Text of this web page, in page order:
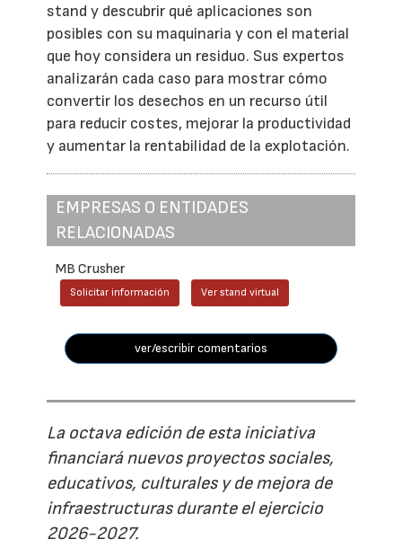
stand y descubrir qué aplicaciones son
posibles con su maquinaria y con el material
que hoy considera un residuo. Sus expertos
analizarán cada caso para mostrar cómo
convertir los desechos en un recurso útil
para reducir costes, mejorar la productividad
y aumentar la rentabilidad de la explotación.
EMPRESAS O ENTIDADES
RELACIONADAS
MB Crusher
Solicitar información Ver stand virtual
ver/escribir comentarios
La octava edición de esta iniciativa
financiará nuevos proyectos sociales,
educativos, culturales y de mejora de
infraestructuras durante el ejercicio
2026-2027.